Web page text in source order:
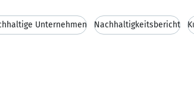
Unternehmen Nachhaltigkeitsbericht